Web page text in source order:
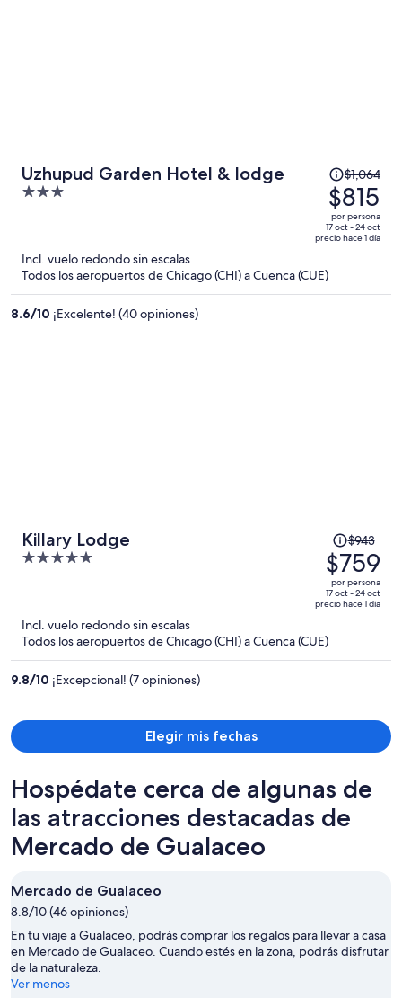
Uzhupud Garden Hotel & lodge
3
5
El
precio
era
de
$1,064
ahora
$1,064
$815
por persona
17 oct - 24 oct
precio hace 1 día
Incl. vuelo redondo sin escalas
Todos los aeropuertos de Chicago (CHI) a Cuenca (CUE)
8.6/10 ¡Excelente! (40 opiniones)
Killary Lodge
5
El
precio
era
de
$943
y
ahora
por
$943
$759
por persona
17 oct - 24 oct
precio hace 1 día
Incl. vuelo redondo sin escalas
Todos los aeropuertos de Chicago (CHI) a Cuenca (CUE)
9.8/10 ¡Excepcional! (7 opiniones)
Elegir mis fechas
Hospédate cerca de algunas de
las atracciones destacadas de
Mercado de Gualaceo
Mercado de Gualaceo
8.8/10 (46 opiniones)
En tu viaje a Gualaceo, podrás comprar los regalos para llevar a casa
en Mercado de Gualaceo. Cuando estés en la zona, podrás disfrutar
de la naturaleza.
Ver menos